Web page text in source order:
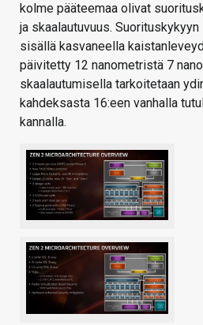
kolme pääteemaa olivat
ja skaalautuvuus.
sisällä kasvaneella
päivitetty 12 nanometristä 7
skaalautumisella tarkoitetaan
kahdeksasta 16:een vanhalla
kannalla.